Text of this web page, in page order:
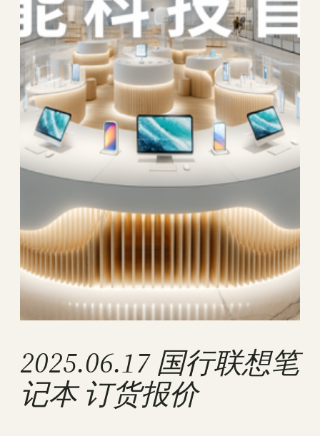
2025.06.17 国行联想笔
记本 订货报价